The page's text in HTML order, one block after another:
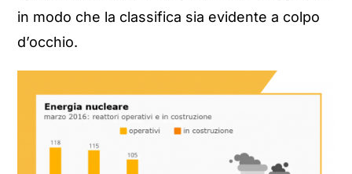
in modo che la classifica sia evidente a colpo
d’occhio.